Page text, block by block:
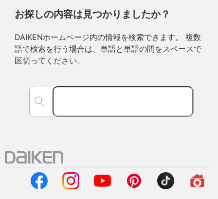
お探しの内容は見つかりましたか？
DAIKENホームページ内の情報を検索できます。 複数
語で検索を行う場合は、単語と単語の間をスペースで
区切ってください。